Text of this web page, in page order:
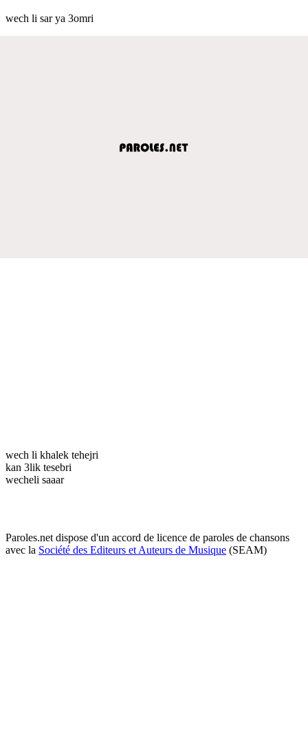
wech li sar ya 3omri
wech li khalek tehejri
kan 3lik tesebri
wecheli saaar
Paroles.net dispose d'un accord de licence de paroles de chansons
avec la Société des Editeurs et Auteurs de Musique (SEAM)